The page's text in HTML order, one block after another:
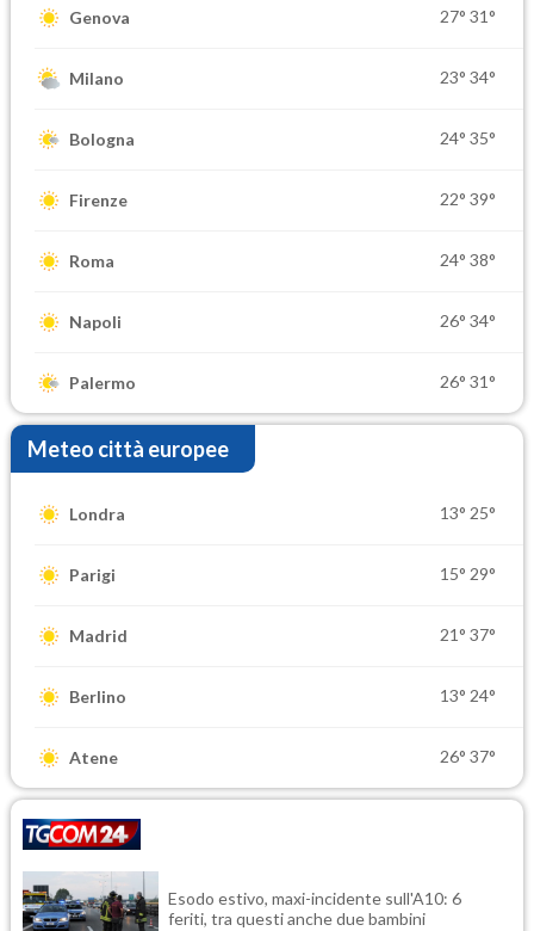
Genova 27° 31°
Milano 23° 34°
Bologna 24° 35°
Firenze 22° 39°
Roma 24° 38°
Napoli 26° 34°
Palermo 26° 31°
Meteo città europee
Londra 13° 25°
Parigi 15° 29°
Madrid 21° 37°
Berlino 13° 24°
Atene 26° 37°
Esodo estivo, maxi-incidente sull'A10: 6
feriti, tra questi anche due bambini